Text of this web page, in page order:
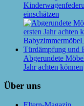
einschätzen
Abgerundete
Jahr achten können
Über uns